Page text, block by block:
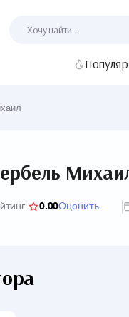
0.00Оценить